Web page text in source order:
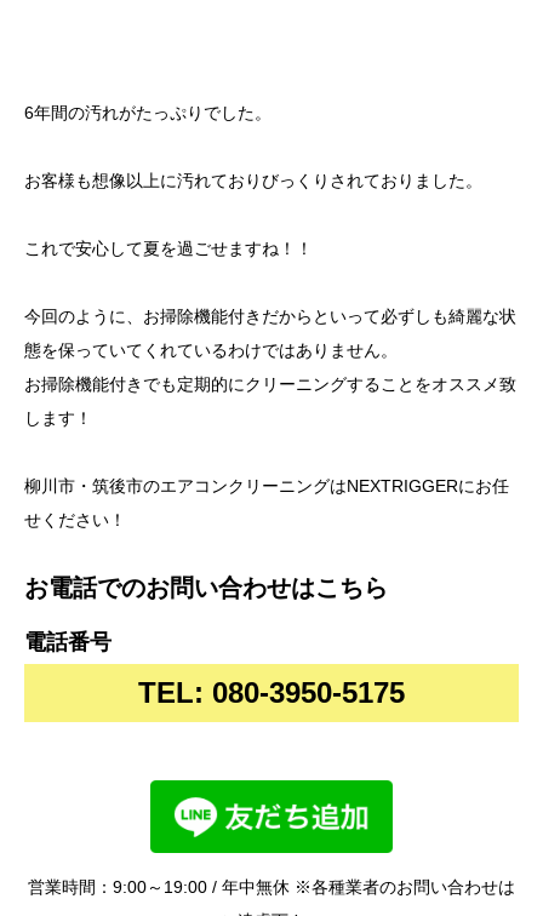
6年間の汚れがたっぷりでした。
お客様も想像以上に汚れておりびっくりされておりました。
これで安心して夏を過ごせますね！！
今回のように、お掃除機能付きだからといって必ずしも綺麗な状
態を保っていてくれているわけではありません。
お掃除機能付きでも定期的にクリーニングすることをオススメ致
します！
柳川市・筑後市のエアコンクリーニングはNEXTRIGGERにお任
せください！
お電話でのお問い合わせはこちら
電話番号
TEL: 080-3950-5175
営業時間：9:00～19:00 / 年中無休 ※各種業者のお問い合わせは